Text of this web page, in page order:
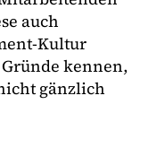
auch
Kultur
kennen,
gänzlich